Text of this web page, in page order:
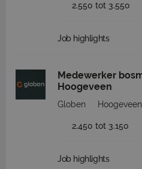
2.550 tot 3.550
Job highlights
Medewerker
Hoogeveen
Globen Hoogeveen
2.450 tot 3.150
Job highlights